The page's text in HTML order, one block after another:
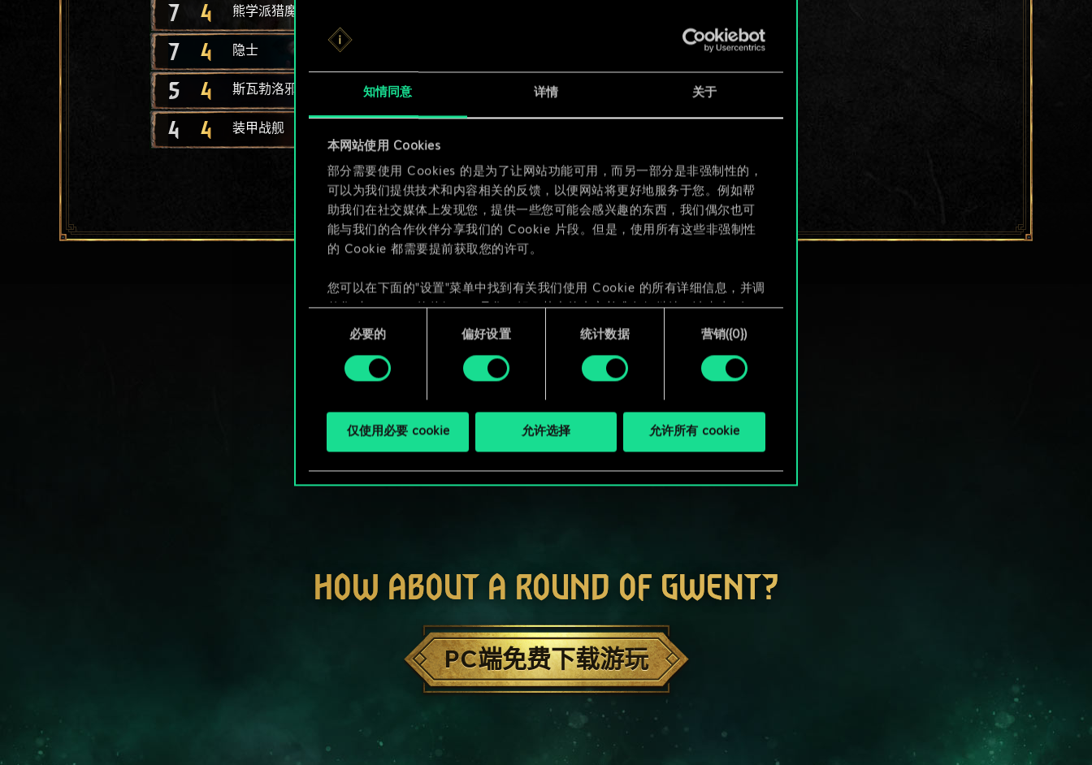
知情同意 详情 关于
本网站使用 Cookies
部分需要使用 Cookies 的是为了让网站功能可用，而另一部分是非强制性的，
可以为我们提供技术和内容相关的反馈，以便网站将更好地服务于您。例如帮
助我们在社交媒体上发现您，提供一些您可能会感兴趣的东西，我们偶尔也可
能与我们的合作伙伴分享我们的 Cookie 片段。但是，使用所有这些非强制性
的 Cookie 都需要提前获取您的许可。
您可以在下面的"设置"菜单中找到有关我们使用 Cookie 的所有详细信息，并调
整您对 Cookie 的偏好。一旦您了解了其中的内容并准备好继续，请点击"确
定"。
必要的 偏好设置 统计数据 营销({0})
仅使用必要 cookie 允许选择 允许所有 cookie
7 4 熊学派猎魔人学徒
7 4 隐士
5 4 斯瓦勃洛邪教徒
4 4 装甲战舰
HOW ABOUT A ROUND OF GWENT?
PC端免费下载游玩